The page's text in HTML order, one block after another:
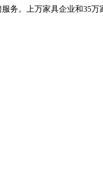
务。上万家具企业和35